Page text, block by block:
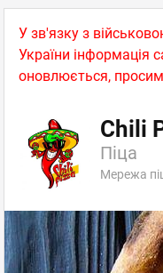
У зв'язку з
України інформація
оновлюється,
Chili
Піца
Мережа